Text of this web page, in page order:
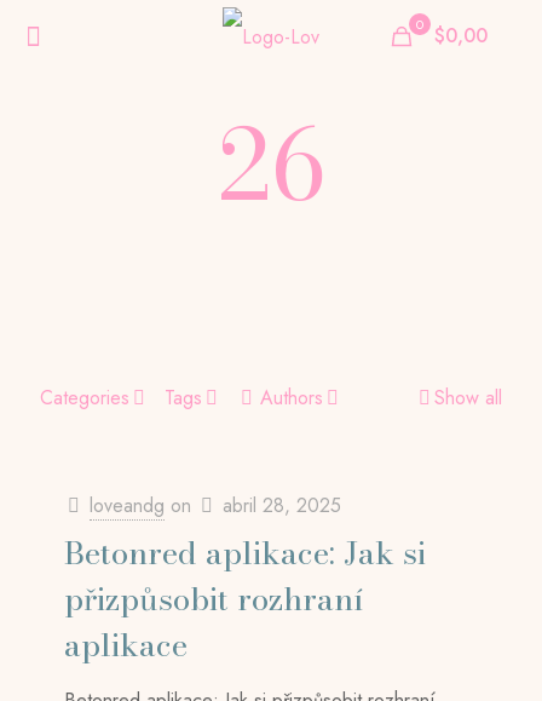
0 $0,00
26
Categories Tags Authors Show all
loveandg on abril 28, 2025
Betonred aplikace: Jak si
přizpůsobit rozhraní
aplikace